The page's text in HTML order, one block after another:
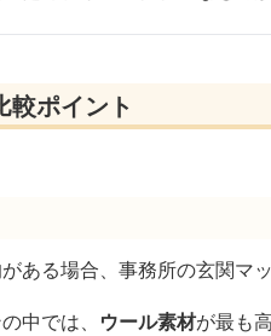
較ポイント
ある場合、事務所の玄関マ
中では、 ウール素材が最も